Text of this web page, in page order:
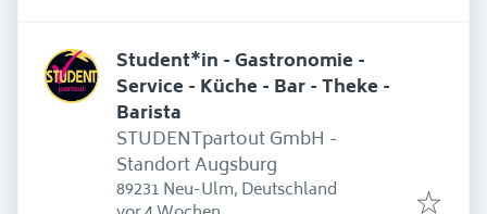
Student*in - Gastronomie -
Service - Küche - Bar - Theke -
Barista
STUDENTpartout GmbH -
Standort Augsburg
89231 Neu-Ulm, Deutschland